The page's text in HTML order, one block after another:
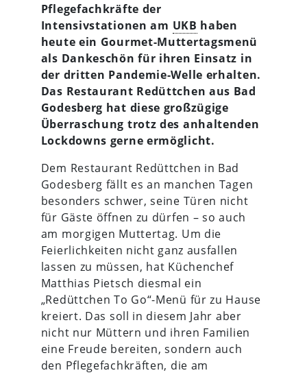
Pflegefachkräfte der
Intensivstationen am UKB haben
heute ein Gourmet-Muttertagsmenü
als Dankeschön für ihren Einsatz in
der dritten Pandemie-Welle erhalten.
Das Restaurant Redüttchen aus Bad
Godesberg hat diese großzügige
Überraschung trotz des anhaltenden
Lockdowns gerne ermöglicht.
Dem Restaurant Redüttchen in Bad
Godesberg fällt es an manchen Tagen
besonders schwer, seine Türen nicht
für Gäste öffnen zu dürfen – so auch
am morgigen Muttertag. Um die
Feierlichkeiten nicht ganz ausfallen
lassen zu müssen, hat Küchenchef
Matthias Pietsch diesmal ein
„Redüttchen To Go“-Menü für zu Hause
kreiert. Das soll in diesem Jahr aber
nicht nur Müttern und ihren Familien
eine Freude bereiten, sondern auch
den Pflegefachkräften, die am